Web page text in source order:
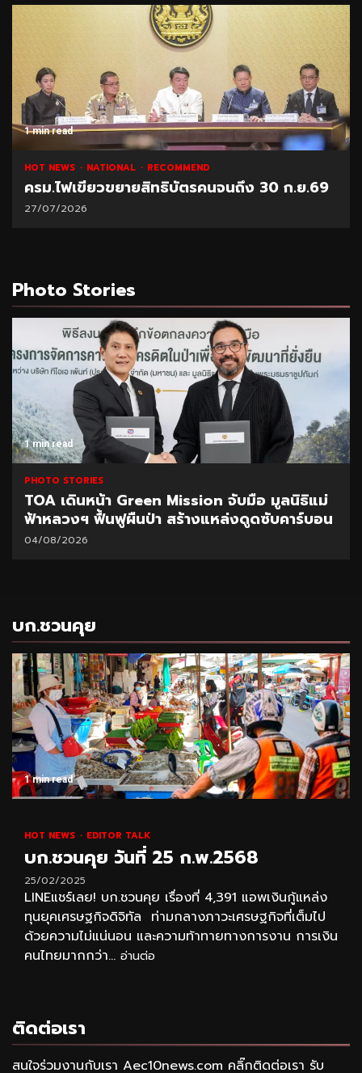
30 ก.ย.69
1 min read
NATIONAL HOT NEWS
“พาณิชย์” โชว์ยอดส่งออกทุเรียน
Photo Stories
Mission จับมือ มูลนิธิแม่
ป่า สร้างแหล่งดูดซับคาร์บอน
1 min read
CEO นำทีมผู้บริ
มอบนโยบายเร่ง
บก.ชวนคุย
1 min read
HOT NEWS EDITOR TALK
บก.ชวนคุย วันที่ 25 ก.พ.2568
25/02/2025
LINEแชร์เลย! บก.ชวนคุย เรื่องที่ 4,391 แอพเงินกู้แหล่ง
ทุนยุคเศรษฐกิจดิจิทัล ท่ามกลางภาวะเศรษฐกิจที่เต็มไป
ด้วยความไม่แน่นอน และความท้าทายทางการงาน การเงิน
คนไทยมากกว่า... อ่านต่อ
ติดต่อเรา
สนใจร่วมงานกับเรา Aec10news.com คลิ๊กติดต่อเรา รับ